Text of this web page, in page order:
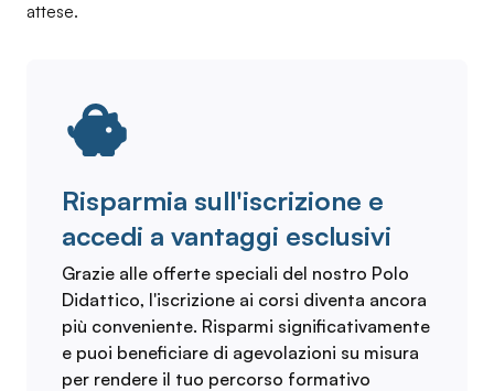
attese.
Risparmia sull'iscrizione e
accedi a vantaggi esclusivi
Grazie alle offerte speciali del nostro Polo
Didattico, l'iscrizione ai corsi diventa ancora
più conveniente. Risparmi significativamente
e puoi beneficiare di agevolazioni su misura
per rendere il tuo percorso formativo